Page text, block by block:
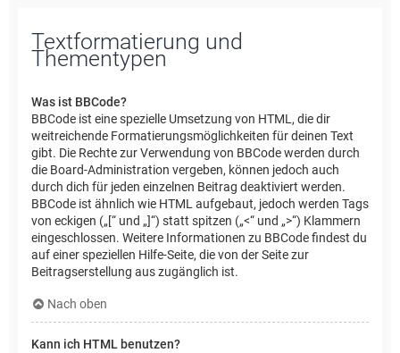
Textformatierung und
Thementypen
Was ist BBCode?
BBCode ist eine spezielle Umsetzung von HTML, die dir
weitreichende Formatierungsmöglichkeiten für deinen Text
gibt. Die Rechte zur Verwendung von BBCode werden durch
die Board-Administration vergeben, können jedoch auch
durch dich für jeden einzelnen Beitrag deaktiviert werden.
BBCode ist ähnlich wie HTML aufgebaut, jedoch werden Tags
von eckigen („[“ und „]“) statt spitzen („<“ und „>“) Klammern
eingeschlossen. Weitere Informationen zu BBCode findest du
auf einer speziellen Hilfe-Seite, die von der Seite zur
Beitragserstellung aus zugänglich ist.
Nach oben
Kann ich HTML benutzen?